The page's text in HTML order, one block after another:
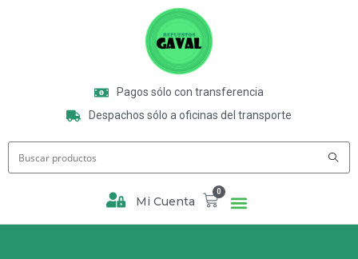
Pagos sólo con transferencia
Despachos sólo a oficinas del transporte
Mi Cuenta
0